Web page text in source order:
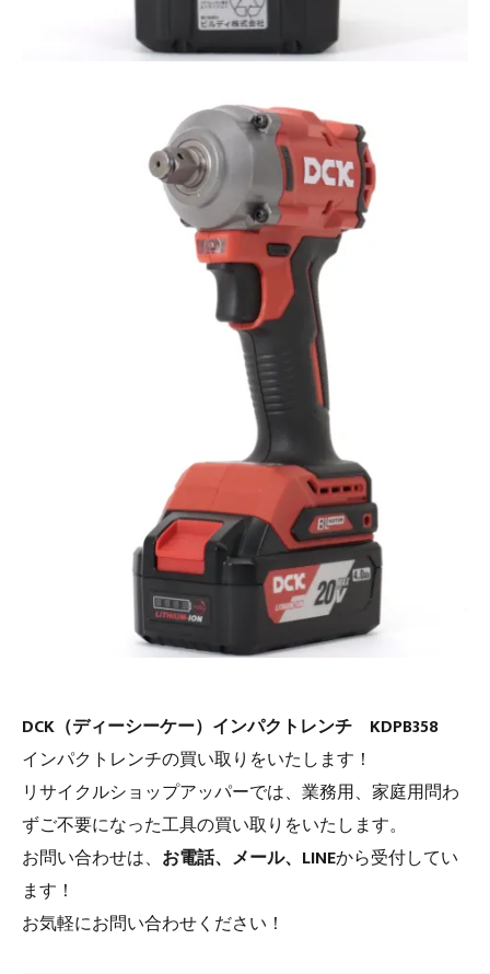
DCK（ディーシーケー）インパクトレンチ KDPB358
インパクトレンチの買い取りをいたします！
リサイクルショップアッパーでは、業務用、家庭用問わ
ずご不要になった工具の買い取りをいたします。
お問い合わせは、 お電話、メール、LINEから受付してい
ます！
お気軽にお問い合わせください！